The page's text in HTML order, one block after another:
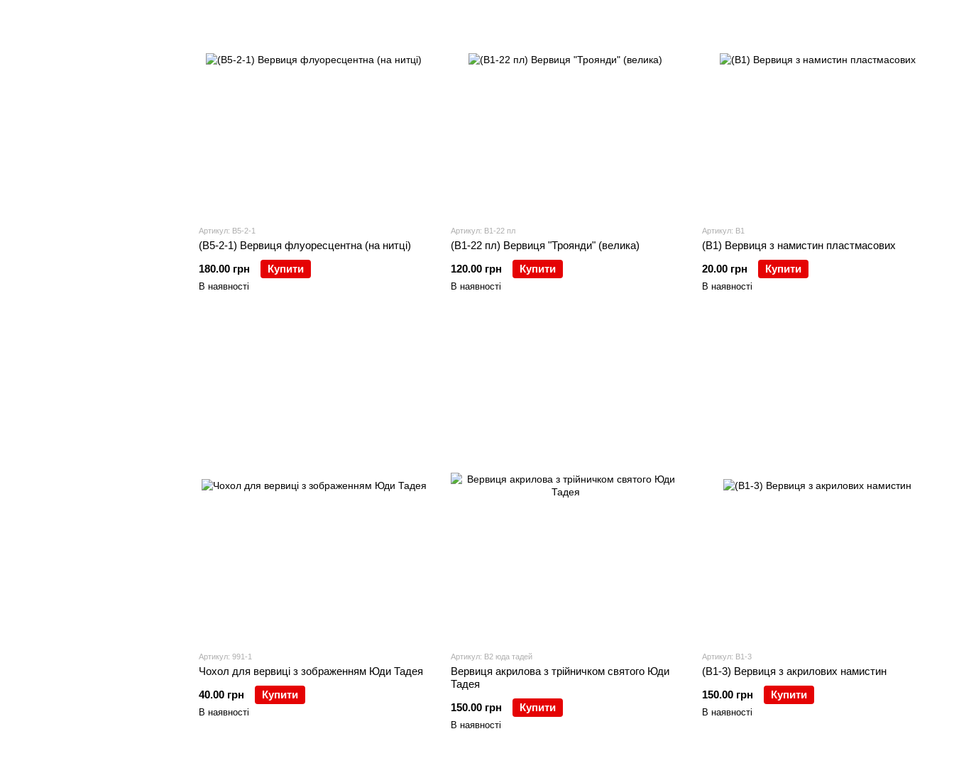
Артикул: В5-2-1
(В5-2-1) Вервиця флуоресцентна (на нитці)
180.00 грн
Купити
В наявності
Артикул: В1-22 пл
(В1-22 пл) Вервиця "Троянди" (велика)
120.00 грн
Купити
В наявності
Артикул: В1
(В1) Вервиця з намистин пластмасових
20.00 грн
Купити
В наявності
Артикул: 991-1
Чохол для вервиці з зображенням Юди Тадея
40.00 грн
Купити
В наявності
Артикул: В2 юда тадей
Вервиця акрилова з трійничком святого Юди
Тадея
150.00 грн
Купити
В наявності
Артикул: В1-3
(В1-3) Вервиця з акрилових намистин
150.00 грн
Купити
В наявності